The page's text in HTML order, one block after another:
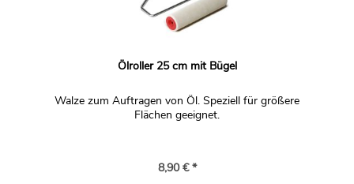
Ölroller 25 cm mit Bügel
Walze zum Auftragen von Öl. Speziell für größere
Flächen geeignet.
8,90 € *